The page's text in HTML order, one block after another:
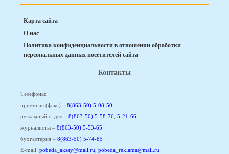
Карта сайта
О нас
Политика конфиденциальности в отношении обработки
персональных данных посетителей сайта
Контакты
Телефоны:
приемная (факс) – 8(863-50) 5-08-50
рекламный отдел – 8(863-50) 5-58-76, 5-21-66
журналисты – 8(863-50) 5-53-65
бухгалтерия – 8(863-50) 5-74-85
E-mail: pobeda_aksay@mail.ru, pobeda_reklama@mail.ru